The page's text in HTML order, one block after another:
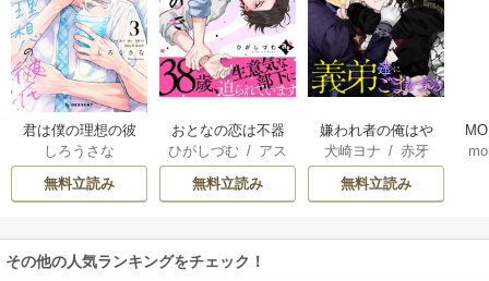
君は僕の理想の彼
氏
しろうさな
無料立読み
おとなの恋は不器
用なので
ひがしづむ / アス
ティル編集部
無料立読み
嫌われ者の俺はや
り直しの世界で義
弟達にごまをする
（分冊版）
犬崎ヨナ / 赤牙
無料立読み
その他の人気ランキングをチェック！